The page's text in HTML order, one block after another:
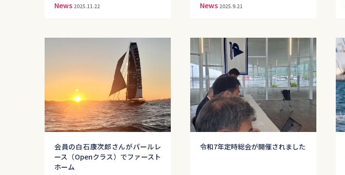
News 2025.11.22 News 2025.9.21
会員の白石康次郎さんがパールレ
ース（Openクラス）でファースト
ホーム
令和7年定時総会が開催されました